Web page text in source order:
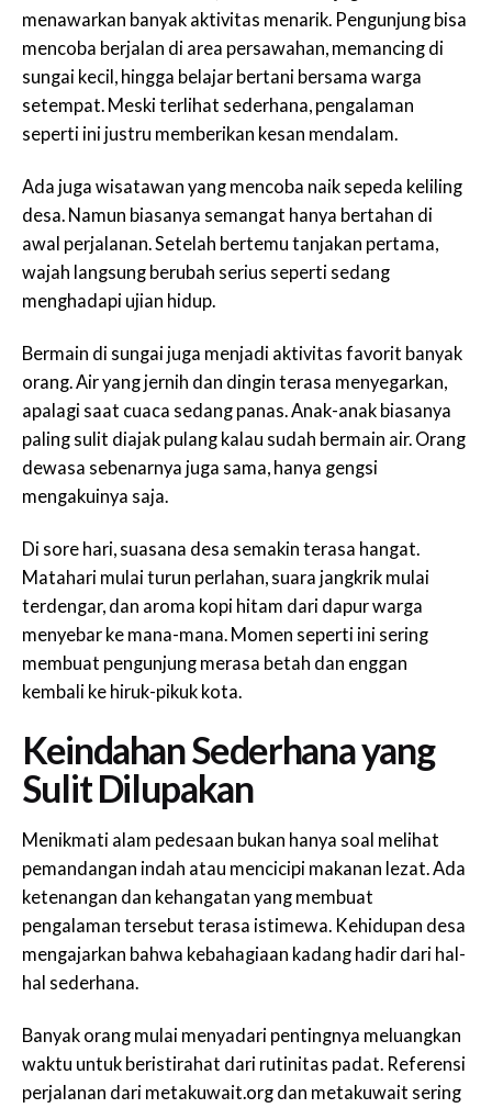
menawarkan banyak aktivitas menarik. Pengunjung bisa
mencoba berjalan di area persawahan, memancing di
sungai kecil, hingga belajar bertani bersama warga
setempat. Meski terlihat sederhana, pengalaman
seperti ini justru memberikan kesan mendalam.
Ada juga wisatawan yang mencoba naik sepeda keliling
desa. Namun biasanya semangat hanya bertahan di
awal perjalanan. Setelah bertemu tanjakan pertama,
wajah langsung berubah serius seperti sedang
menghadapi ujian hidup.
Bermain di sungai juga menjadi aktivitas favorit banyak
orang. Air yang jernih dan dingin terasa menyegarkan,
apalagi saat cuaca sedang panas. Anak-anak biasanya
paling sulit diajak pulang kalau sudah bermain air. Orang
dewasa sebenarnya juga sama, hanya gengsi
mengakuinya saja.
Di sore hari, suasana desa semakin terasa hangat.
Matahari mulai turun perlahan, suara jangkrik mulai
terdengar, dan aroma kopi hitam dari dapur warga
menyebar ke mana-mana. Momen seperti ini sering
membuat pengunjung merasa betah dan enggan
kembali ke hiruk-pikuk kota.
Keindahan Sederhana yang
Sulit Dilupakan
Menikmati alam pedesaan bukan hanya soal melihat
pemandangan indah atau mencicipi makanan lezat. Ada
ketenangan dan kehangatan yang membuat
pengalaman tersebut terasa istimewa. Kehidupan desa
mengajarkan bahwa kebahagiaan kadang hadir dari hal-
hal sederhana.
Banyak orang mulai menyadari pentingnya meluangkan
waktu untuk beristirahat dari rutinitas padat. Referensi
perjalanan dari metakuwait.org dan metakuwait sering